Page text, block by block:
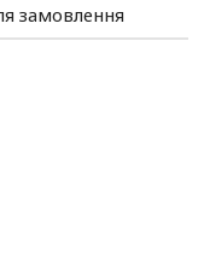
замовлення